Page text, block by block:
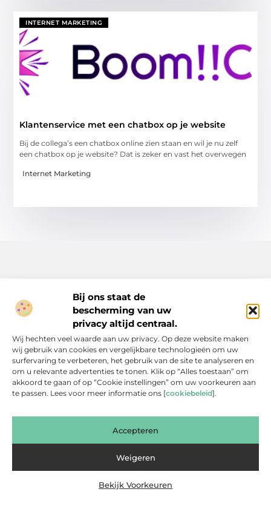
Bij ons staat de
bescherming van uw
privacy altijd centraal.
Wij hechten veel waarde aan uw privacy. Op deze website maken
wij gebruik van cookies en vergelijkbare technologieën om uw
surfervaring te verbeteren, het gebruik van de site te analyseren en
om u relevante advertenties te tonen. Klik op “Alles toestaan” om
akkoord te gaan of op “Cookie instellingen” om uw voorkeuren aan
te passen. Lees voor meer informatie ons [cookiebeleid].
Accepteren
Weigeren
Bekijk Voorkeuren
INTERNET MARKETING
Klantenservice met een chatbox op je website
Bij de collega’s een chatbox online zien staan en wil je nu zelf
een chatbox op je website? Dat is zeker en vast het overwegen
Internet Marketing
Inspiratie, tips en verhalen voor elk moment.
Ontdek een breed scala aan artikelen en blogs die je dagelijks
leven verrijken, van praktische adviezen tot boeiende verhalen.
Bericht categorie
Onze informatie
Cookiebeleid (EU)